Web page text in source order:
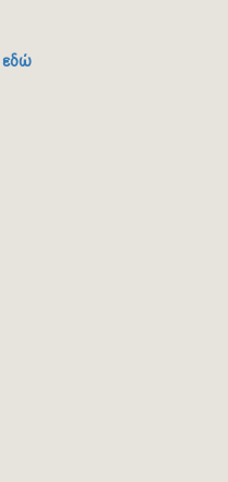
εδώ